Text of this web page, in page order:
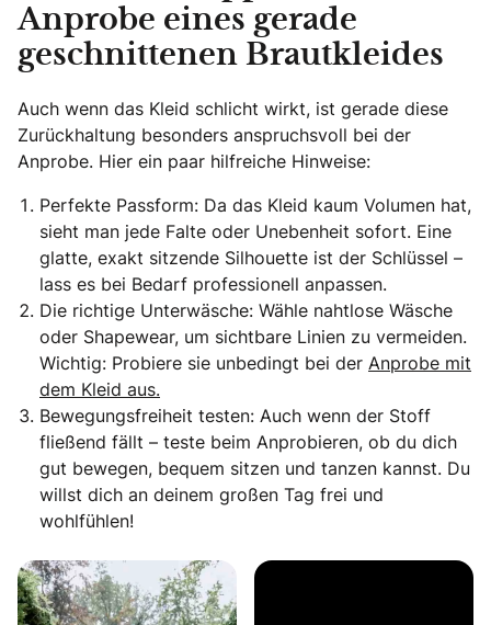
Anprobe eines gerade
geschnittenen Brautkleides
Auch wenn das Kleid schlicht wirkt, ist gerade diese
Zurückhaltung besonders anspruchsvoll bei der
Anprobe. Hier ein paar hilfreiche Hinweise:
Perfekte Passform: Da das Kleid kaum Volumen hat,
sieht man jede Falte oder Unebenheit sofort. Eine
glatte, exakt sitzende Silhouette ist der Schlüssel –
lass es bei Bedarf professionell anpassen.
Die richtige Unterwäsche: Wähle nahtlose Wäsche
oder Shapewear, um sichtbare Linien zu vermeiden.
Wichtig: Probiere sie unbedingt bei der Anprobe mit
dem Kleid aus.
Bewegungsfreiheit testen: Auch wenn der Stoff
fließend fällt – teste beim Anprobieren, ob du dich
gut bewegen, bequem sitzen und tanzen kannst. Du
willst dich an deinem großen Tag frei und
wohlfühlen!